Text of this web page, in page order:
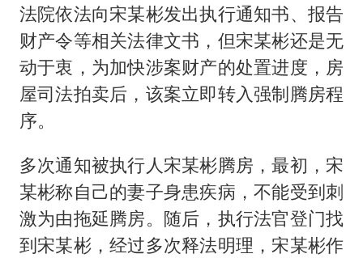
法院依法向宋某彬发出执行通知书、报告
财产令等相关法律文书，但宋某彬还是无
动于衷，为加快涉案财产的处置进度，房
屋司法拍卖后，该案立即转入强制腾房程
序。
多次通知被执行人宋某彬腾房，最初，宋
某彬称自己的妻子身患疾病，不能受到刺
激为由拖延腾房。随后，执行法官登门找
到宋某彬，经过多次释法明理，宋某彬作